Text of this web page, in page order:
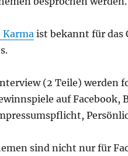
Karma ist bekannt für das
(2 Teile) werden
auf
sind nicht nur für